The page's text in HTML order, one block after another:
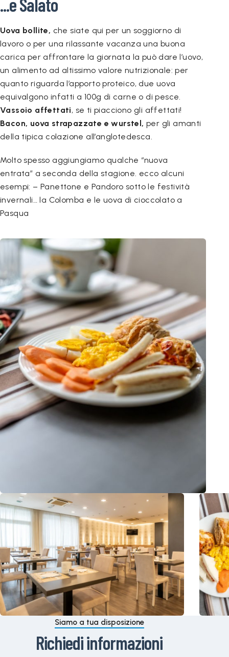
Uova bollite, che siate qui per un soggiorno di
lavoro o per una rilassante vacanza una buona
carica per affrontare la giornata la può dare l’uovo,
un alimento ad altissimo valore nutrizionale: per
quanto riguarda l’apporto proteico, due uova
equivalgono infatti a 100g di carne o di pesce.
Vassoio affettati, se ti piacciono gli affettati!
Bacon, uova strapazzate e wurstel, per gli amanti
della tipica colazione all’anglotedesca.
Molto spesso aggiungiamo qualche “nuova
entrata” a seconda della stagione. ecco alcuni
esempi: – Panettone e Pandoro sotto le festività
invernali… la Colomba e le uova di cioccolato a
Pasqua
Siamo a tua disposizione
Richiedi informazioni